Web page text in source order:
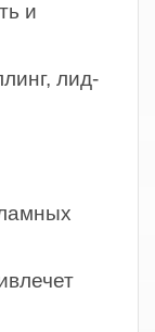
и
лид-